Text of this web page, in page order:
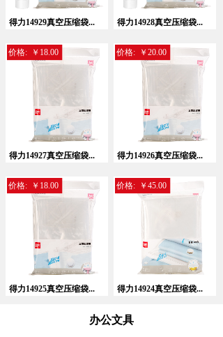
得力14929真空压缩袋... 得力14928真空压缩袋...
得力14927真空压缩袋...
价格: ￥18.00
得力14926真空压缩袋...
价格: ￥20.00
得力14925真空压缩袋...
价格: ￥18.00
得力14924真空压缩袋...
价格: ￥45.00
办公文具